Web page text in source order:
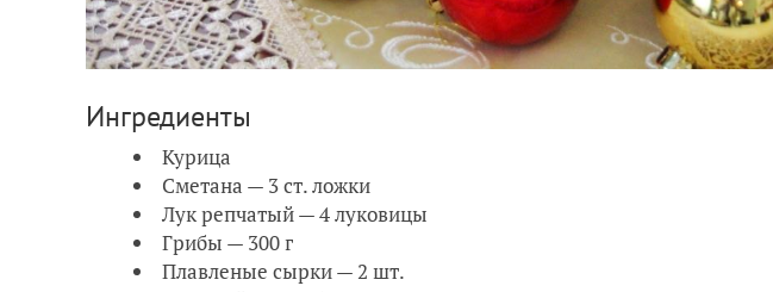
Ингредиенты
Курица
Сметана — 3 ст. ложки
Лук репчатый — 4 луковицы
Грибы — 300 г
Плавленые сырки — 2 шт.